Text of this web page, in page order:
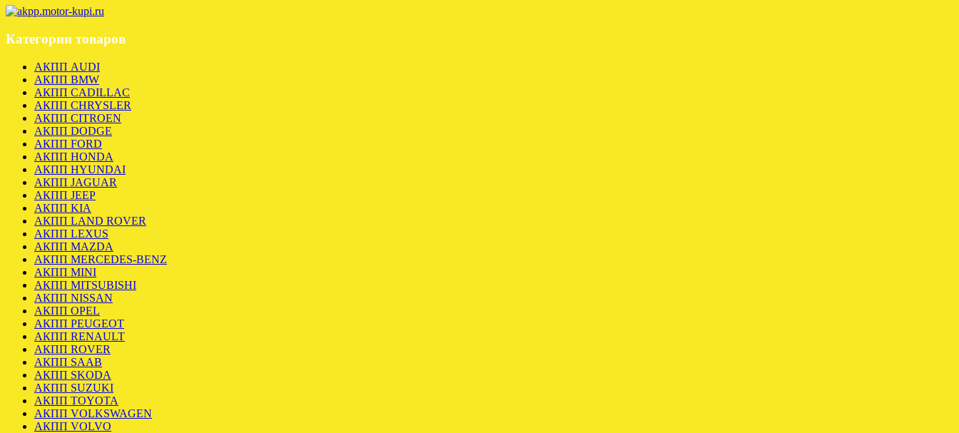
Категории товаров
АКПП AUDI
АКПП BMW
АКПП CADILLAC
АКПП CHRYSLER
АКПП CITROEN
АКПП DODGE
АКПП FORD
АКПП HONDA
АКПП HYUNDAI
АКПП JAGUAR
АКПП JEEP
АКПП KIA
АКПП LAND ROVER
АКПП LEXUS
АКПП MAZDA
АКПП MERCEDES-BENZ
АКПП MINI
АКПП MITSUBISHI
АКПП NISSAN
АКПП OPEL
АКПП PEUGEOT
АКПП RENAULT
АКПП ROVER
АКПП SAAB
АКПП SKODA
АКПП SUZUKI
АКПП TOYOTA
АКПП VOLKSWAGEN
АКПП VOLVO